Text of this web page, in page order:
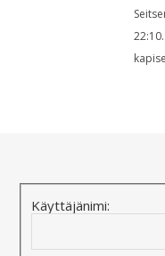
Käyttäjänimi: